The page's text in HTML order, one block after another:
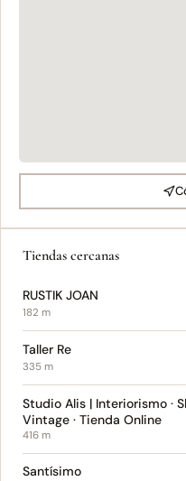
Tiendas cercanas
RUSTIK JOAN
182 m
Taller Re
335 m
Studio Alis | Interiorismo ·
Vintage · Tienda Online
416 m
Santísimo